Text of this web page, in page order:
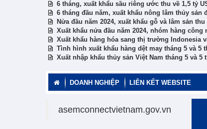
6 tháng, xuất khẩu sầu riêng ước thu về 1,5 tỷ
6 tháng đầu năm, xuất khẩu nông lâm thủy sản
Nửa đầu năm 2024, xuất khẩu gỗ và lâm sản thu
Xuất khẩu nửa đầu năm 2024, nhóm hàng công
Xuất khẩu hàng hóa sang thị trường Indonesia
Tình hình xuất khẩu hàng dệt may tháng 5 và 5
Xuất nhập khẩu thủy sản Việt Nam tháng 5 và 5
DOANH NGHIỆP LIÊN KẾT WEBSITE
asemconnectvietnam.gov.vn